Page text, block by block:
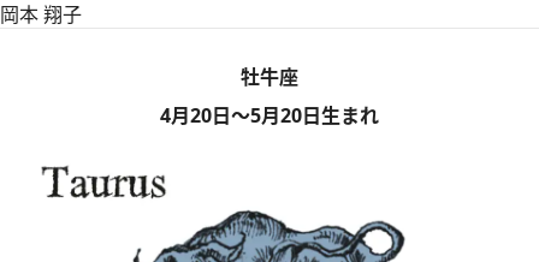
岡本 翔子
牡牛座
4月20日～5月20日生まれ